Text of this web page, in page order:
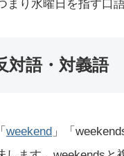
り水曜日を指す口
対語・対義語
weekend 」「